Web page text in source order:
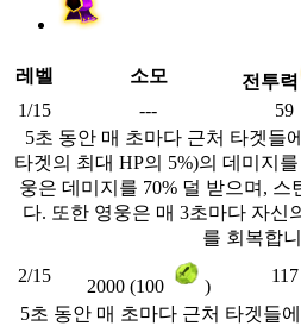
레벨 소모 전투력
1/15
--- 59
5초 동안 매 초마다 근처 타겟들
타겟의 최대 HP의 5%)의 데미지
웅은 데미지를 70% 덜 받으며, 스
다. 또한 영웅은 매 3초마다 자신
를 회복합
2/15
2000 (100 )
117
5초 동안 매 초마다 근처 타겟들